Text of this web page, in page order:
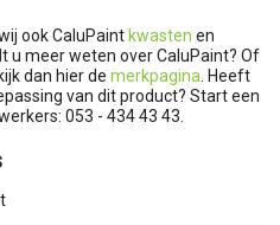
ook CaluPaint kwasten en
u meer weten over CaluPaint? Of
dan hier de merkpagina . Heeft
van dit product? Start een
053 - 434 43 43.